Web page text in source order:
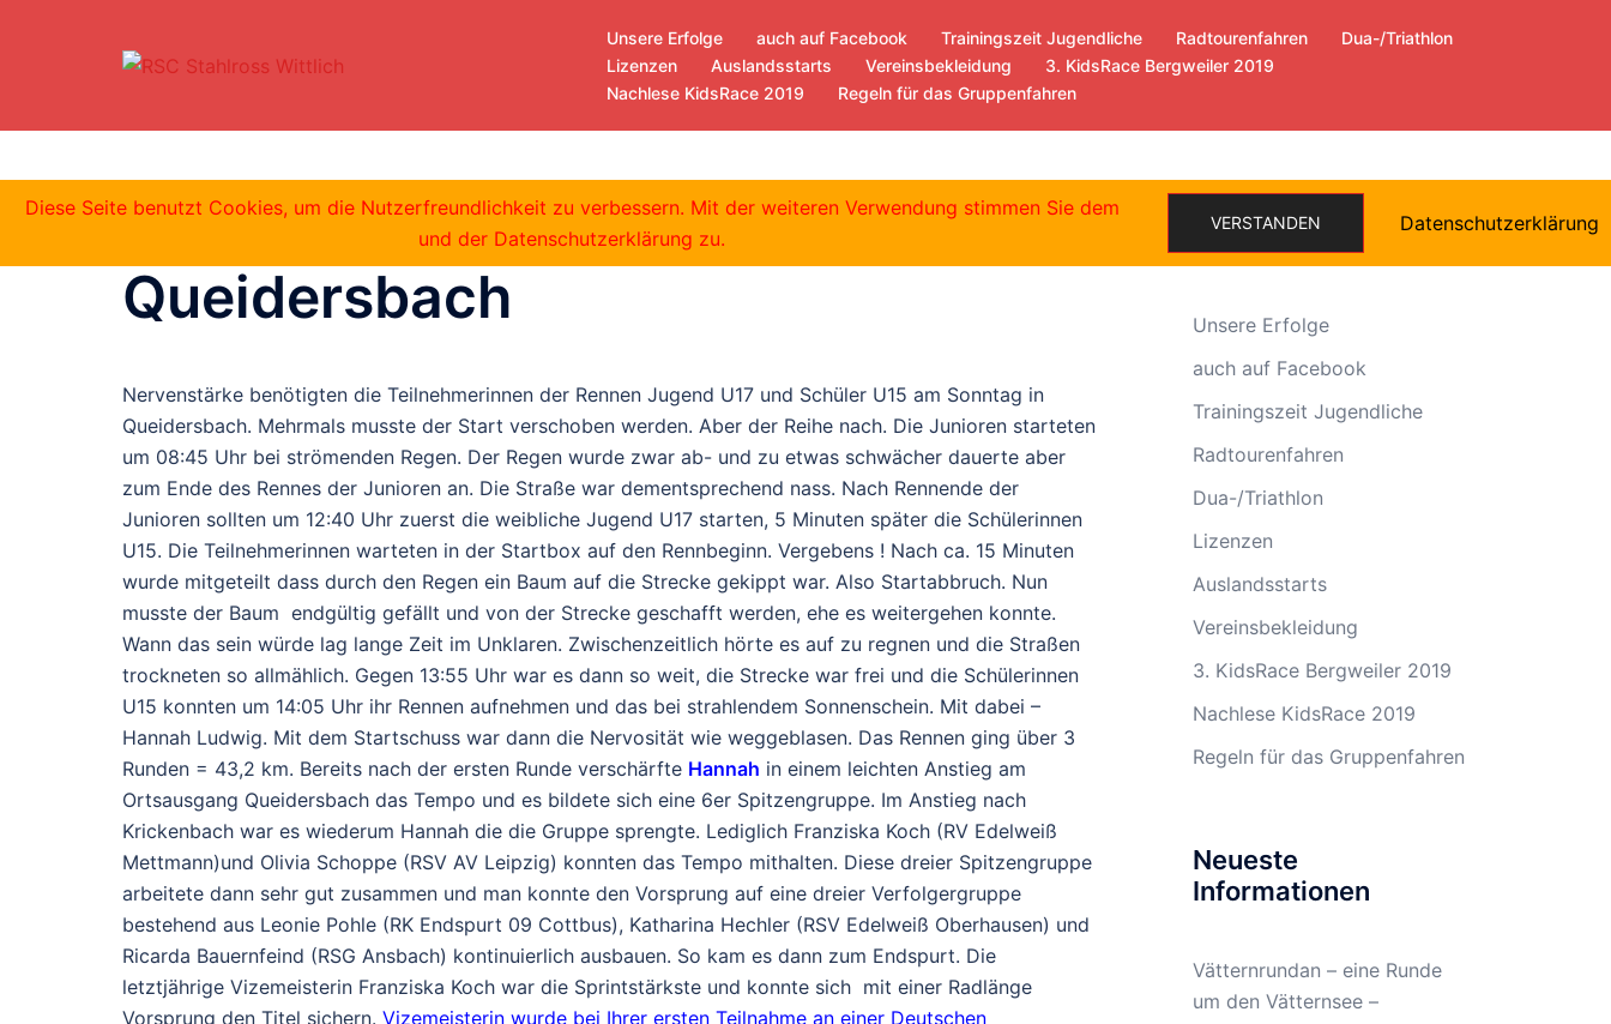
Unsere Erfolge auch auf Facebook Trainingszeit Jugendliche Radtourenfahren
Dua-/Triathlon
Lizenzen
Auslandsstarts Vereinsbekleidung
3. KidsRace Bergweiler 2019
Nachlese KidsRace 2019
Regeln für das Gruppenfahren
DM Schülerinnen U15 –
Queidersbach
Nervenstärke benötigten die Teilnehmerinnen der Rennen Jugend U17 und Schüler U15 am Sonntag in
Queidersbach. Mehrmals musste der Start verschoben werden. Aber der Reihe nach. Die Junioren starteten
um 08:45 Uhr bei strömenden Regen. Der Regen wurde zwar ab- und zu etwas schwächer dauerte aber
zum Ende des Rennes der Junioren an. Die Straße war dementsprechend nass. Nach Rennende der
Junioren sollten um 12:40 Uhr zuerst die weibliche Jugend U17 starten, 5 Minuten später die Schülerinnen
U15. Die Teilnehmerinnen warteten in der Startbox auf den Rennbeginn. Vergebens ! Nach ca. 15 Minuten
wurde mitgeteilt dass durch den Regen ein Baum auf die Strecke gekippt war. Also Startabbruch. Nun
musste der Baum endgültig gefällt und von der Strecke geschafft werden, ehe es weitergehen konnte.
Wann das sein würde lag lange Zeit im Unklaren. Zwischenzeitlich hörte es auf zu regnen und die Straßen
trockneten so allmählich. Gegen 13:55 Uhr war es dann so weit, die Strecke war frei und die Schülerinnen
U15 konnten um 14:05 Uhr ihr Rennen aufnehmen und das bei strahlendem Sonnenschein. Mit dabei –
Hannah Ludwig. Mit dem Startschuss war dann die Nervosität wie weggeblasen. Das Rennen ging über 3
Runden = 43,2 km. Bereits nach der ersten Runde verschärfte Hannah in einem leichten Anstieg am
Ortsausgang Queidersbach das Tempo und es bildete sich eine 6er Spitzengruppe. Im Anstieg nach
Krickenbach war es wiederum Hannah die die Gruppe sprengte. Lediglich Franziska Koch (RV Edelweiß
Mettmann)und Olivia Schoppe (RSV AV Leipzig) konnten das Tempo mithalten. Diese dreier Spitzengruppe
arbeitete dann sehr gut zusammen und man konnte den Vorsprung auf eine dreier Verfolgergruppe
bestehend aus Leonie Pohle (RK Endspurt 09 Cottbus), Katharina Hechler (RSV Edelweiß Oberhausen) und
Ricarda Bauernfeind (RSG Ansbach) kontinuierlich ausbauen. So kam es dann zum Endspurt. Die
letztjährige Vizemeisterin Franziska Koch war die Sprintstärkste und konnte sich mit einer Radlänge
Vorsprung den Titel sichern. Vizemeisterin wurde bei Ihrer ersten Teilnahme an einer Deutschen
Allgemein
Unsere Erfolge
auch auf Facebook
Trainingszeit Jugendliche
Radtourenfahren
Dua-/Triathlon
Lizenzen
Auslandsstarts
Vereinsbekleidung
3. KidsRace Bergweiler 2019
Nachlese KidsRace 2019
Regeln für das Gruppenfahren
Neueste
Informationen
Vätternrundan – eine Runde
um den Vätternsee –
Diese Seite benutzt Cookies, um die Nutzerfreundlichkeit zu verbessern. Mit der weiteren Verwendung stimmen Sie dem
und der Datenschutzerklärung zu.
VERSTANDEN Datenschutzerklärung